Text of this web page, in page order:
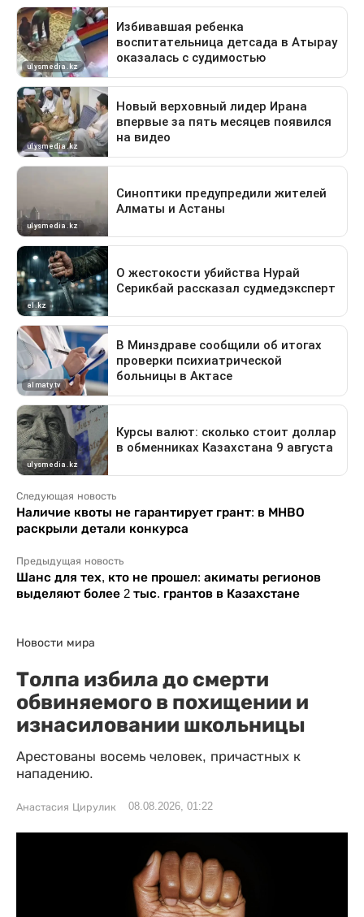
Следующая новость
Наличие квоты не гарантирует грант: в МНВО
раскрыли детали конкурса
Предыдущая новость
Шанс для тех, кто не прошел: акиматы регионов
выделяют более 2 тыс. грантов в Казахстане
Новости мира
Толпа избила до смерти
обвиняемого в похищении и
изнасиловании школьницы
Арестованы восемь человек, причастных к
нападению.
Анастасия Цирулик 08.08.2026, 01:22